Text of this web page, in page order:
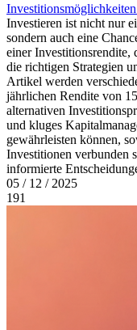
Investieren ist nicht nur
sondern auch eine
einer Investitionsrendite,
die richtigen Strategien
Artikel werden
jährlichen Rendite von
alternativen
und kluges
gewährleisten können,
Investitionen verbunden
informierte
05 / 12 / 2025
191